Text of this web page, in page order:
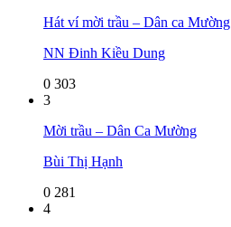
Hát ví mời trầu – Dân ca Mường
NN Đinh Kiều Dung
0 303
3
Mời trầu – Dân Ca Mường
Bùi Thị Hạnh
0 281
4